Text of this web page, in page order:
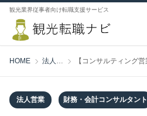
観光業界従事者向け転職支援サービス
HOME 法人営業
法人営業 財務・会計コンサルタント